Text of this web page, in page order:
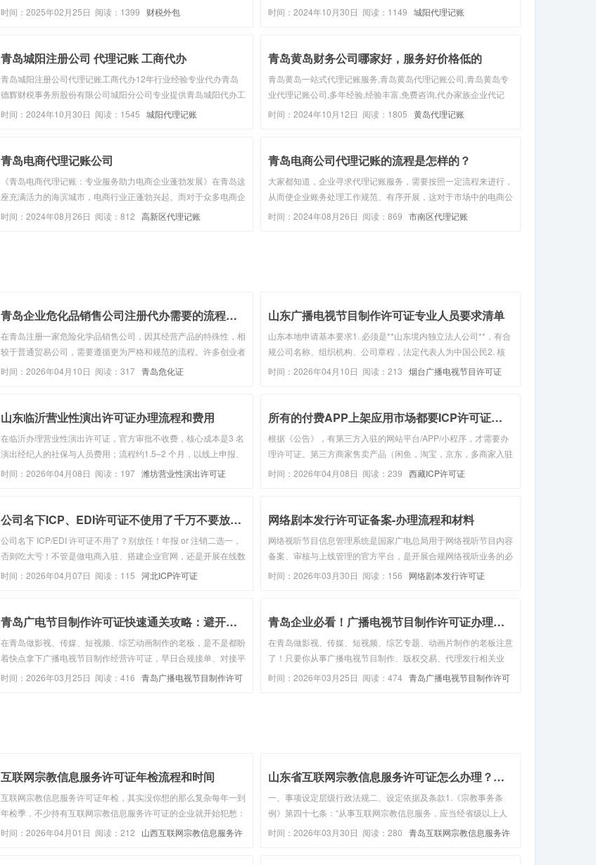
200元/月至300元/月左右‌1。‌会计报表编制和财务分析服务‌：费用
时间：2025年02月25日 阅读：1399 财税外包
账等多种服务内容。二、收费标准分析（一）小规模纳税人收费阐
时间：2024年10月30日 阅读：1149 城阳代理记账
青岛城阳注册公司 代理记账 工商代办
青岛城阳注册公司代理记账工商代办12年行业经验专业代办青岛
德辉财税事务所股份有限公司城阳分公司专业提供青岛城阳代办工
商营业执照、城阳代理记账、城阳注册公司、城阳工商注册、城阳
时间：2024年10月30日 阅读：1545 城阳代理记账
青岛黄岛财务公司哪家好，服务好价格低的
青岛黄岛一站式代理记账服务,青岛黄岛代理记账公司,青岛黄岛专
业代理记账公司,多年经验,经验丰富,免费咨询,代办家族企业代记
账,股份公司代理记账/做账,公司变更转让等全程代办,客服在线,专
时间：2024年10月12日 阅读：1805 黄岛代理记账
青岛电商代理记账公司
《青岛电商代理记账：专业服务助力电商企业蓬勃发展》在青岛这
座充满活力的海滨城市，电商行业正蓬勃兴起。而对于众多电商企
业来说，代理记账服务成为了他们专注核心业务、实现高效运营的
时间：2024年08月26日 阅读：812 高新区代理记账
青岛电商公司代理记账的流程是怎样的？
大家都知道，企业寻求代理记账服务，需要按照一定流程来进行，
从而使企业账务处理工作规范、有序开展，这对于市场中的电商公
司来说也是如此。那么，电商公司代理记账的流程是怎样的?接下
时间：2024年08月26日 阅读：869 市南区代理记账
青岛企业危化品销售公司注册代办需要的流程步骤
在青岛注册一家危险化学品销售公司，因其经营产品的特殊性，相
较于普通贸易公司，需要遵循更为严格和规范的流程。许多创业者
或企业会选择委托专业的代办服务机构来协助办理，以确保合规与
时间：2026年04月10日 阅读：317 青岛危化证
山东广播电视节目制作许可证专业人员要求清单
山东本地申请基本要求1. 必须是**山东境内独立法人公司**，有合
规公司名称、组织机构、公司章程，法定代表人为中国公民2. 核
心硬性要求：配备不少于3名广播电视及相关专业管理人员（缺一
时间：2026年04月10日 阅读：213 烟台广播电视节目许可证
山东临沂营业性演出许可证办理流程和费用
在临沂办理营业性演出许可证，官方审批不收费，核心成本是3 名
演出经纪人的社保与人员费用；流程约1.5–2 个月，以线上申报、
文旅部门审核、现场核查、领证为主。一、办理条件（临沂通用）
时间：2026年04月08日 阅读：197 潍坊营业性演出许可证
所有的付费APP上架应用市场都要ICP许可证吗？
根据《公告》，有第三方入驻的网站平台/APP/小程序，才需要办
理许可证。第三方商家售卖产品（闲鱼，淘宝，京东，多商家入驻
的小程序，等等）第三方用户发布信息（抖音，今日头条，知乎，
时间：2026年04月08日 阅读：239 西藏ICP许可证
公司名下ICP、EDI许可证不使用了千万不要放任不...
公司名下 ICP/EDI 许可证不用了？别放任！年报 or 注销二选一，
否则吃大亏！不管是做电商入驻、搭建企业官网，还是开展在线数
据处理业务，ICP、EDI 许可证都是企业的 “合规通行证”。但很多
时间：2026年04月07日 阅读：115 河北ICP许可证
网络剧本发行许可证备案-办理流程和材料
网络视听节目信息管理系统是国家广电总局用于网络视听节目内容
备案、审核与上线管理的官方平台，是开展合规网络视听业务的必
备入口。一、系统分类与适用范围目前主要分为三大官方系统，根
时间：2026年03月30日 阅读：156 网络剧本发行许可证
青岛广电节目制作许可证快速通关攻略：避开雷区，10...
在青岛做影视、传媒、短视频、综艺动画制作的老板，是不是都盼
着快点拿下广播电视节目制作经营许可证，早日合规接单、对接平
台资源？偏偏很多企业踩坑无数，材料反复补正、审核屡屡驳回，
时间：2026年03月25日 阅读：416 青岛广播电视节目制作许可
青岛企业必看！广播电视节目制作许可证办理全攻略，条...
在青岛做影视、传媒、短视频、综艺专题、动画片制作的老板注意
了！只要你从事广播电视节目制作、版权交易、代理发行相关业
务，没有这本《广播电视节目制作经营许可证》，一律属于违规经
时间：2026年03月25日 阅读：474 青岛广播电视节目制作许可
互联网宗教信息服务许可证年检流程和时间
互联网宗教信息服务许可证年检，其实没你想的那么复杂每年一到
年检季，不少持有互联网宗教信息服务许可证的企业就开始犯愁：
材料怎么准备？流程走哪几步？时间节点要注意什么？别急，今天
时间：2026年04月01日 阅读：212 山西互联网宗教信息服务许
山东省互联网宗教信息服务许可证怎么办理？（服务指南...
一、事项设定层级行政法规二、设定依据及条款1.《宗教事务条
例》第四十七条：“从事互联网宗教信息服务，应当经省级以上人
民政府宗教事务部门审核同意后，按照国家互联网信息服务管理有
时间：2026年03月30日 阅读：280 青岛互联网宗教信息服务许